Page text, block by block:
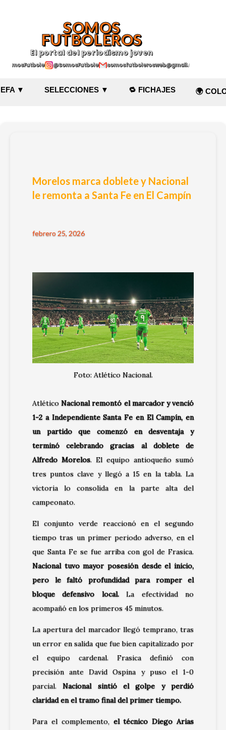
SOMOS
FUTBOLEROS
El portal del periodismo joven
@SomosFutbolerossomosfutbolerosweb@gmail.com
▼ SELECCIONES ▼ 🔁 FICHAJES 🌍
Morelos marca doblete y Nacional
le remonta a Santa Fe en El Campín
febrero 25, 2026
Foto: Atlético Nacional.
AtléticoNacional remontó el marcador y venció
1-2 a Independiente Santa Fe en El Campín, en
un partido que comenzó en desventaja y
terminó celebrando gracias al doblete de
Alfredo Morelos. El equipo antioqueño sumó
tres puntos clave y llegó a 15 en la tabla. La
victoria lo consolida en la parte alta del
campeonato.
El conjunto verde reaccionó en el segundo
tiempo tras un primer periodo adverso, en el
que Santa Fe se fue arriba con gol de Frasica.
Nacional tuvo mayor posesión desde el inicio,
pero le faltó profundidad para romper el
bloque defensivo local.La efectividad no
acompañó en los primeros 45 minutos.
La apertura del marcador llegó temprano, tras
un error en salida que fue bien capitalizado por
el equipo cardenal. Frasica definió con
precisión ante David Ospina y puso el 1-0
parcial.Nacional sintió el golpe y perdió
claridad en el tramo final del primer tiempo.
Para el complemento, el técnico Diego Arias